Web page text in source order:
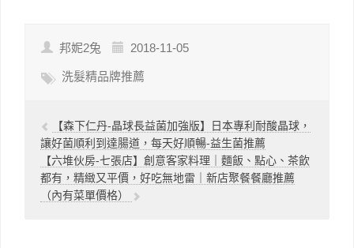
鞋，先用足膜跟
足膜品牌推薦
邦妮2兔 2018-11-05
洗髮精品牌推薦
【森下仁丹-晶球長益菌加強版】日本專利耐酸晶球，
讓好菌順利到達腸道，每天好順暢-益生菌推薦
【六堆伙房-七張店】創意客家料理｜麵飯、點心、茶飲
都有，精緻又平價，好吃無地雷｜新店聚餐餐廳推薦
（內有菜單價格）